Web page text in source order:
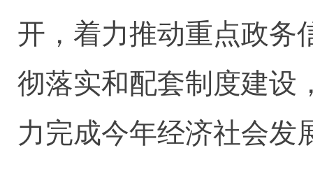
开，着力推动重点政务
彻落实和配套制度建设
力完成今年经济社会发